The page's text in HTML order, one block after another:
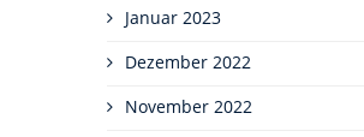
Januar 2023
Dezember 2022
November 2022